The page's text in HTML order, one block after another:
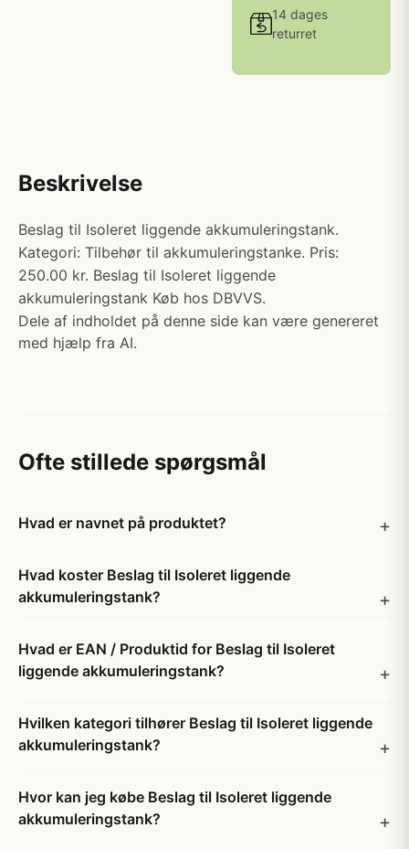
14 dages
returret
Beskrivelse
Beslag til Isoleret liggende akkumuleringstank.
Kategori: Tilbehør til akkumuleringstanke. Pris:
250.00 kr. Beslag til Isoleret liggende
akkumuleringstank Køb hos DBVVS.
Dele af indholdet på denne side kan være genereret
med hjælp fra AI.
Ofte stillede spørgsmål
Hvad er navnet på produktet?
Hvad koster Beslag til Isoleret liggende
akkumuleringstank?
Hvad er EAN / Produktid for Beslag til Isoleret
liggende akkumuleringstank?
Hvilken kategori tilhører Beslag til Isoleret liggende
akkumuleringstank?
Hvor kan jeg købe Beslag til Isoleret liggende
akkumuleringstank?